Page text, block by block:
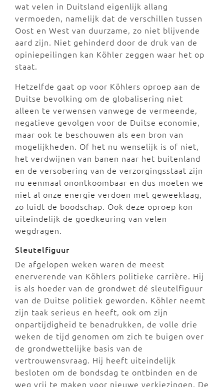
wat velen in Duitsland eigenlijk allang
vermoeden, namelijk dat de verschillen tussen
Oost en West van duurzame, zo niet blijvende
aard zijn. Niet gehinderd door de druk van de
opiniepeilingen kan Köhler zeggen waar het op
staat.
Hetzelfde gaat op voor Köhlers oproep aan de
Duitse bevolking om de globalisering niet
alleen te verwensen vanwege de vermeende,
negatieve gevolgen voor de Duitse economie,
maar ook te beschouwen als een bron van
mogelijkheden. Of het nu wenselijk is of niet,
het verdwijnen van banen naar het buitenland
en de versobering van de verzorgingsstaat zijn
nu eenmaal onontkoombaar en dus moeten we
niet al onze energie verdoen met geweeklaag,
zo luidt de boodschap. Ook deze oproep kon
uiteindelijk de goedkeuring van velen
wegdragen.
Sleutelfiguur
De afgelopen weken waren de meest
enerverende van Köhlers politieke carrière. Hij
is als hoeder van de grondwet dé sleutelfiguur
van de Duitse politiek geworden. Köhler neemt
zijn taak serieus en heeft, ook om zijn
onpartijdigheid te benadrukken, de volle drie
weken de tijd genomen om zich te buigen over
de grondwettelijke basis van de
vertrouwensvraag. Hij heeft uiteindelijk
besloten om de bondsdag te ontbinden en de
weg vrij te maken voor nieuwe verkiezingen. De